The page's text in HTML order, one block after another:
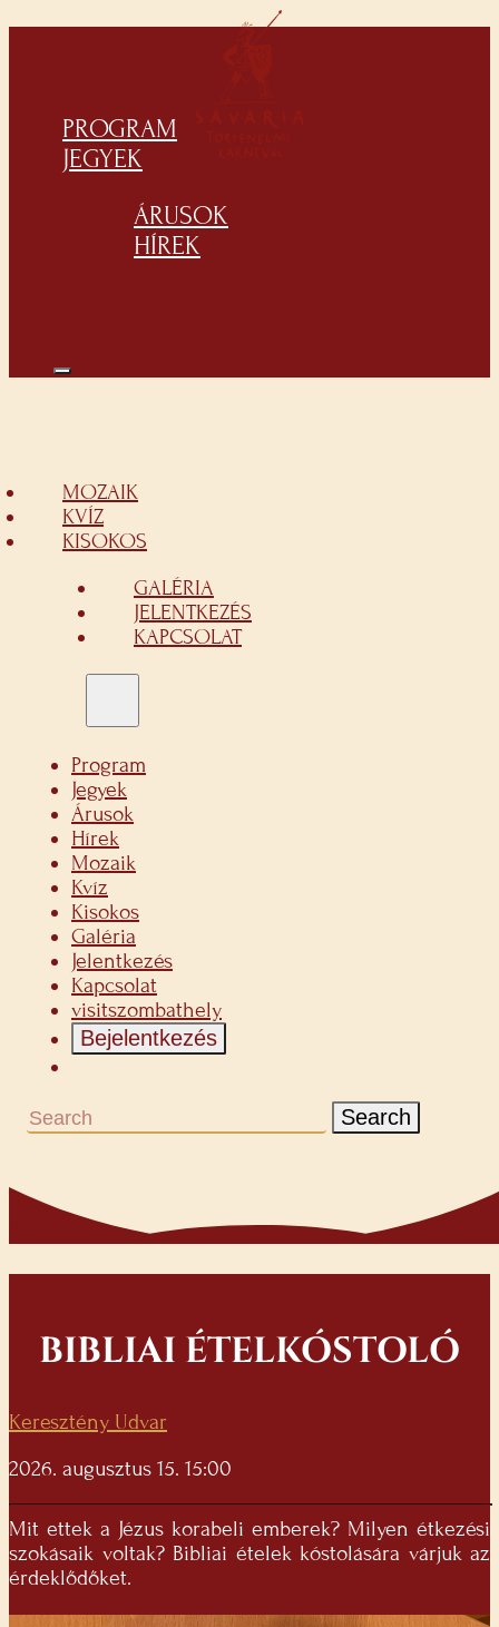
PROGRAM
JEGYEK
ÁRUSOK
HÍREK
MOZAIK
KVÍZ
KISOKOS
GALÉRIA
JELENTKEZÉS
KAPCSOLAT
Program
Jegyek
Árusok
Hírek
Mozaik
Kvíz
Kisokos
Galéria
Jelentkezés
Kapcsolat
visitszombathely
Bejelentkezés
Search
BIBLIAI ÉTELKÓSTOLÓ
Keresztény Udvar
2026. augusztus 15. 15:00
Mit ettek a Jézus korabeli emberek? Milyen étkezési
szokásaik voltak? Bibliai ételek kóstolására várjuk az
érdeklődőket.